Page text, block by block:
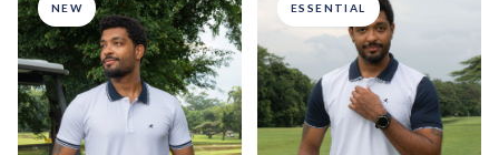
NEW ESSENTIAL